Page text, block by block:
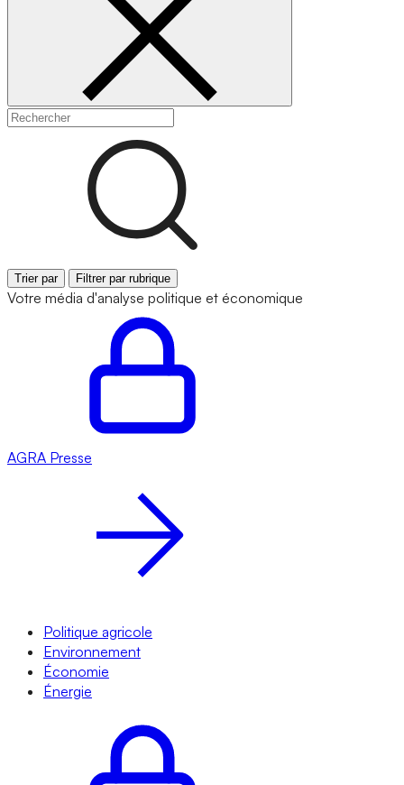
Trier par Filtrer par rubrique
Votre média d'analyse politique et économique
AGRA Presse
Politique agricole
Environnement
Économie
Énergie